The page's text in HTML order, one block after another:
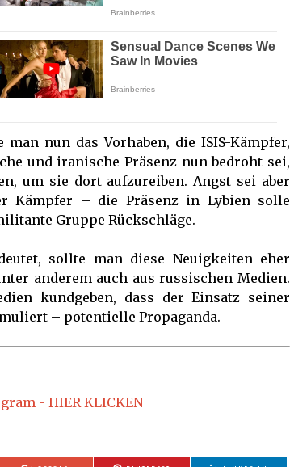
man nun das Vorhaben, die ISIS-Kämpfer,
und iranische Präsenz nun bedroht sei,
um sie dort aufzureiben. Angst sei aber
Kämpfer – die Präsenz in Lybien solle
Gruppe Rückschläge.
sollte man diese Neuigkeiten eher
anderem auch aus russischen Medien.
kundgeben, dass der Einsatz seiner
– potentielle Propaganda.
- HIER KLICKEN